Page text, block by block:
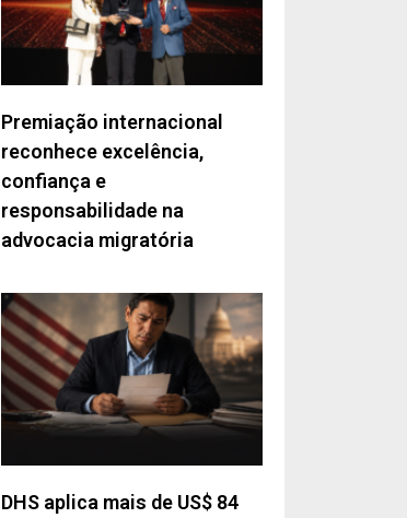
Premiação internacional
reconhece excelência,
confiança e
responsabilidade na
advocacia migratória
DHS aplica mais de US$ 84